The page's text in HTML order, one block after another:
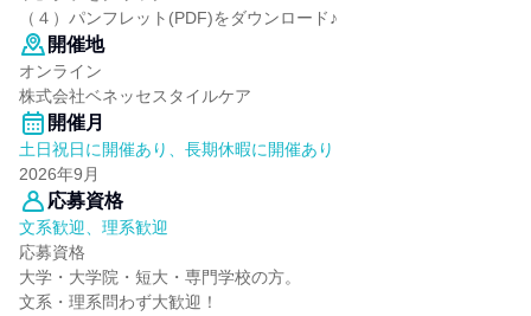
（４）パンフレット(PDF)をダウンロード♪
開催地
オンライン
株式会社ベネッセスタイルケア
開催月
土日祝日に開催あり、長期休暇に開催あり
2026年9月
応募資格
文系歓迎、理系歓迎
応募資格
大学・大学院・短大・専門学校の方。
文系・理系問わず大歓迎！